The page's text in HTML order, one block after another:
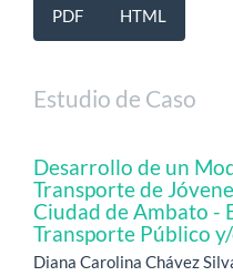
PDF HTML
Estudio de Caso
Desarrollo de un
Transporte de
Ciudad de Ambato -
Transporte Público
Diana Carolina Chávez